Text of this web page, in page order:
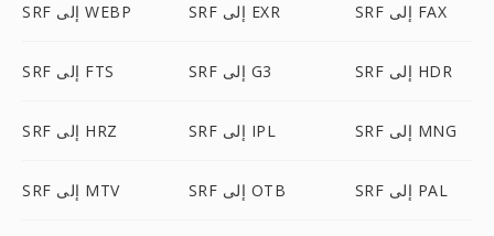
SRF إلى WEBP SRF إلى EXR SRF إلى FAX
SRF إلى FTS SRF إلى G3 SRF إلى HDR
SRF إلى HRZ SRF إلى IPL SRF إلى MNG
SRF إلى MTV SRF إلى OTB SRF إلى PAL